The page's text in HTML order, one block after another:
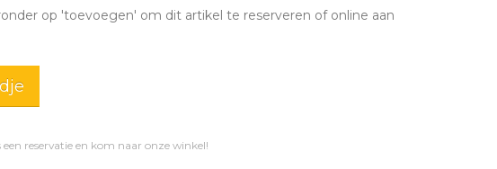
op 'toevoegen' om dit artikel te reserveren of online aan
reservatie en kom naar onze winkel!